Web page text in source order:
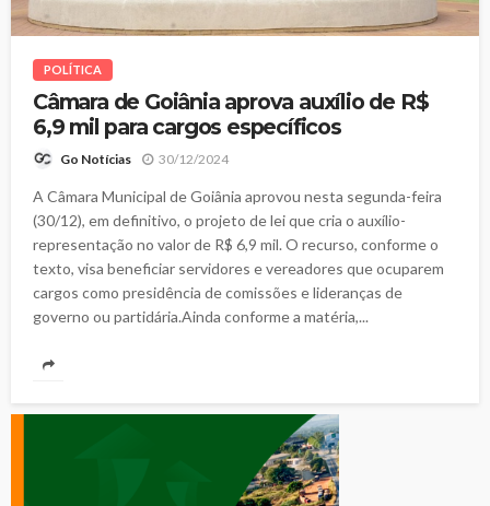
POLÍTICA
Câmara de Goiânia aprova auxílio de R$
6,9 mil para cargos específicos
Go Notícias 30/12/2024
A Câmara Municipal de Goiânia aprovou nesta segunda-feira
(30/12), em definitivo, o projeto de lei que cria o auxílio-
representação no valor de R$ 6,9 mil. O recurso, conforme o
texto, visa beneficiar servidores e vereadores que ocuparem
cargos como presidência de comissões e lideranças de
governo ou partidária.Ainda conforme a matéria,...